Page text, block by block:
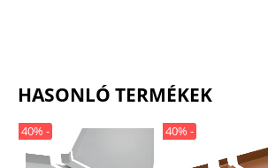
HASONLÓ TERMÉKEK
40% - 40% -